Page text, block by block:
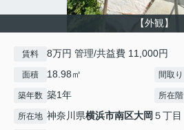
【外観】
賃料 8万円 管理/共益費 11,000円
面積 18.98㎡ 間取り
築年数 築1年 所在階
所在地 神奈川県横浜市南区大岡 ５丁目